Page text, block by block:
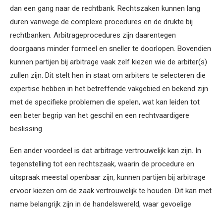
dan een gang naar de rechtbank. Rechtszaken kunnen lang
duren vanwege de complexe procedures en de drukte bij
rechtbanken. Arbitrageprocedures zijn daarentegen
doorgaans minder formeel en sneller te doorlopen. Bovendien
kunnen partijen bij arbitrage vaak zelf kiezen wie de arbiter(s)
zullen zijn. Dit stelt hen in staat om arbiters te selecteren die
expertise hebben in het betreffende vakgebied en bekend zijn
met de specifieke problemen die spelen, wat kan leiden tot
een beter begrip van het geschil en een rechtvaardigere
beslissing.
Een ander voordeel is dat arbitrage vertrouwelijk kan zijn. In
tegenstelling tot een rechtszaak, waarin de procedure en
uitspraak meestal openbaar zijn, kunnen partijen bij arbitrage
ervoor kiezen om de zaak vertrouwelijk te houden. Dit kan met
name belangrijk zijn in de handelswereld, waar gevoelige